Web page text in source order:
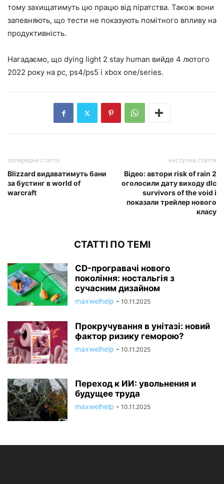
тому захищатимуть цю працю від піратства. Також вони
запевняють, що тести не показують помітного впливу на
продуктивність.
Нагадаємо, що dying light 2 stay human вийде 4 лютого
2022 року на pc, ps4/ps5 і xbox one/series.
попередня стаття
Blizzard видаватимуть бани
за бустинг в world of
warcraft
наступна стаття
Відео: автори risk of rain 2
оголосили дату виходу dlc
survivors of the void і
показали трейлер нового
класу
СТАТТІ ПО ТЕМІ
CD-програвачі нового
покоління: ностальгія з
сучасним дизайном
maxwelhelp - 10.11.2025
Прокручування в унітазі: новий
фактор ризику геморою?
maxwelhelp - 10.11.2025
Переход к ИИ: увольнения и
будущее труда
maxwelhelp - 10.11.2025